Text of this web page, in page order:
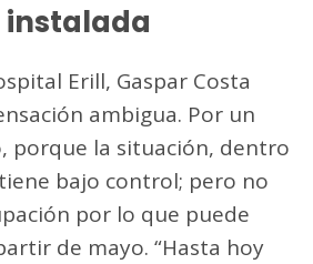
Erill, Gaspar Costa
ambigua. Por un
porque la situación, dentro
bajo control; pero no
por lo que puede
de mayo. “Hasta hoy